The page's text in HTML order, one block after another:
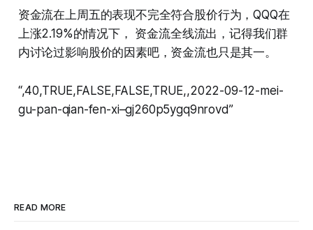
资金流在上周五的表现不完全符合股价行为，QQQ在
上涨2.19%的情况下， 资金流全线流出，记得我们群
内讨论过影响股价的因素吧，资金流也只是其一。
“,40,TRUE,FALSE,FALSE,TRUE,,2022-09-12-mei-
gu-pan-qian-fen-xi–gj260p5ygq9nrovd”
READ MORE